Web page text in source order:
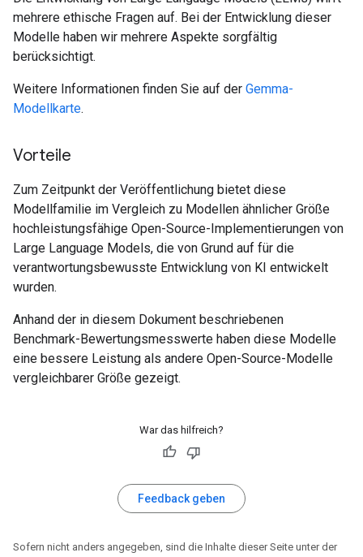
mehrere ethische Fragen auf. Bei der Entwicklung dieser
Modelle haben wir mehrere Aspekte sorgfältig
berücksichtigt.
Weitere Informationen finden Sie auf der Gemma-
Modellkarte.
Vorteile
Zum Zeitpunkt der Veröffentlichung bietet diese
Modellfamilie im Vergleich zu Modellen ähnlicher Größe
hochleistungsfähige Open-Source-Implementierungen von
Large Language Models, die von Grund auf für die
verantwortungsbewusste Entwicklung von KI entwickelt
wurden.
Anhand der in diesem Dokument beschriebenen
Benchmark-Bewertungsmesswerte haben diese Modelle
eine bessere Leistung als andere Open-Source-Modelle
vergleichbarer Größe gezeigt.
War das hilfreich?
Feedback geben
Sofern nicht anders angegeben, sind die Inhalte dieser Seite unter der